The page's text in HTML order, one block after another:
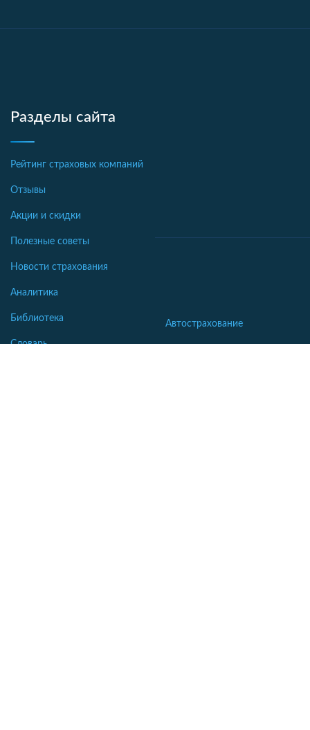
Разделы сайта
Рейтинг страховых компаний
Отзывы
Акции и скидки
Полезные советы
Новости страхования
Аналитика
Библиотека
Словарь
Автострахование